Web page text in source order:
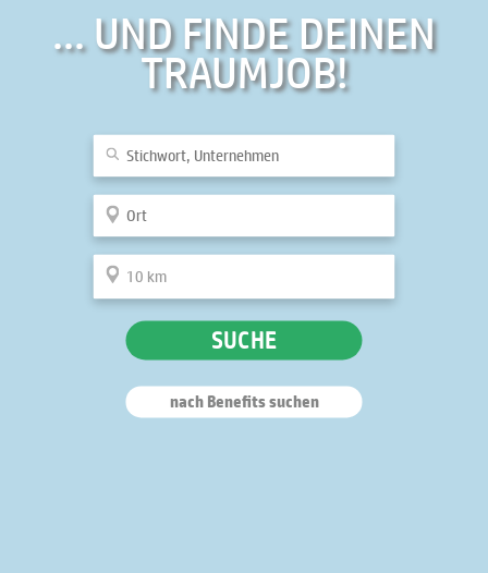
... UND FINDE DEINEN
TRAUMJOB!
SUCHE
nach Benefits suchen